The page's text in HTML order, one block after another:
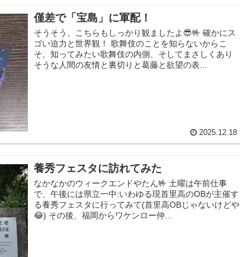
僅差で「宝島」に軍配！
そうそう、こちらもしっかり観ましたよ😎🤟 確かにス
ゴい迫力と世界観！ 歌舞伎のことを知らないからこ
そ、知ってみたい歌舞伎の内側、そしてまさしくあり
そうな人間の友情と裏切りと葛藤と欲望の表...
2025.12.18
養秀フェスタに訪れてみた
なかなかのウィークエンドやたん🤟 土曜は午前仕事
で、午後には県立一中:いわゆる現首里高のOBが主催す
る養秀フェスタに行ってみて(首里高OBじゃないけどや
😂) その後、福岡からワケンロー仲...